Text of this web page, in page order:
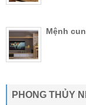
Mệnh
PHONG THỦY